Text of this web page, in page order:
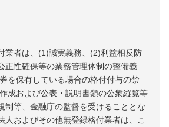
業者は、(1)誠実義務、(2)利益相反防
正性確保等の業務管理体制の整備義
を保有している場合の格付付与の禁
成および公表・説明書類の公衆縦覧等
制等、金融庁の監督を受けることとな
人およびその他無登録格付業者は、こ